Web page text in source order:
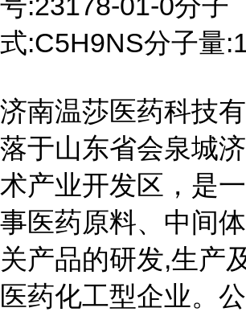
式:C5H9NS分子量
济南温莎医药科技
落于山东省会泉城
术产业开发区，是
事医药原料、中间
关产品的研发,生产
医药化工型企业。